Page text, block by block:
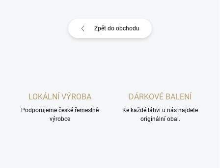
Zpět do obchodu
LOKÁLNÍ VÝROBA
Podporujeme české řemeslné
výrobce
DÁRKOVÉ BALENÍ
Ke každé láhvi u nás najdete
originální obal.